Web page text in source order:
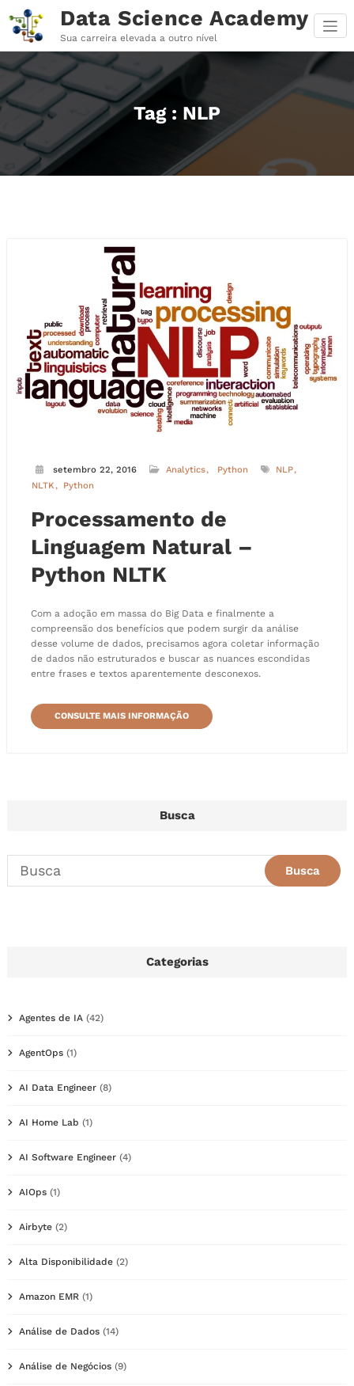
para
conteúdo
Data Science Academy
Sua carreira elevada a outro nível
Tag : NLP
setembro 22, 2016 Analytics Python
NLP
NLTK
Python
Processamento de
Linguagem Natural –
Python NLTK
Com a adoção em massa do Big Data e finalmente a
compreensão dos benefícios que podem surgir da análise
desse volume de dados, precisamos agora coletar informação
de dados não estruturados e buscar as nuances escondidas
entre frases e textos aparentemente desconexos.
CONSULTE MAIS INFORMAÇÃO
Busca
Categorias
Agentes de IA (42)
AgentOps (1)
AI Data Engineer (8)
AI Home Lab (1)
AI Software Engineer (4)
AIOps (1)
Airbyte (2)
Alta Disponibilidade (2)
Amazon EMR (1)
Análise de Dados (14)
Análise de Negócios (9)